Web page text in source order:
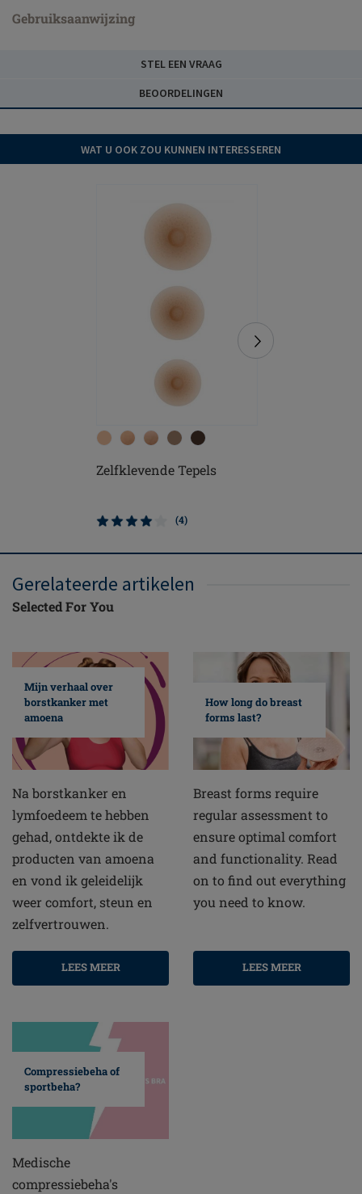
Gebruiksaanwijzing
STEL EEN VRAAG
BEOORDELINGEN
WAT U OOK ZOU KUNNEN INTERESSEREN
Zelfklevende Tepels
(4)
Gerelateerde artikelen
Selected For You
Mijn verhaal over
borstkanker met
amoena
Na borstkanker en
lymfoedeem te hebben
gehad, ontdekte ik de
producten van amoena
en vond ik geleidelijk
weer comfort, steun en
zelfvertrouwen.
LEES MEER
How long do breast
forms last?
Breast forms require
regular assessment to
ensure optimal comfort
and functionality. Read
on to find out everything
you need to know.
LEES MEER
Compressiebeha of
sportbeha?
Medische
compressiebeha's